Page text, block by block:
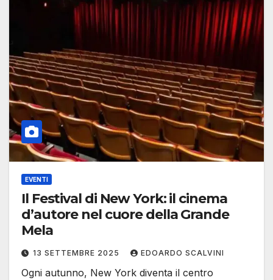
EVENTI
Il Festival di New York: il cinema
d’autore nel cuore della Grande
Mela
13 SETTEMBRE 2025 EDOARDO SCALVINI
Ogni autunno, New York diventa il centro